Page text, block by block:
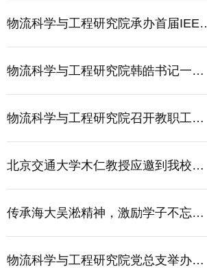
究生迎新暨开学典礼
物流科学与工程研究院承办首届IEEE
物联网感知与仪器国际研讨会
物流科学与工程研究院韩皓书记一行
赴研究生实践基地走访调研
物流科学与工程研究院召开教职工党
员大会
北京交通大学木仁教授应邀到我校作
学术讲座
传承海大吴淞精神，激励学子不忘初
心 ——“我的初心使命”主题党日活动
物流科学与工程研究院党总支举办学